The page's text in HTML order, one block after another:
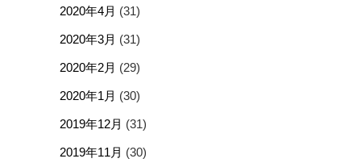
2020年4月 (31)
2020年3月 (31)
2020年2月 (29)
2020年1月 (30)
2019年12月 (31)
2019年11月 (30)